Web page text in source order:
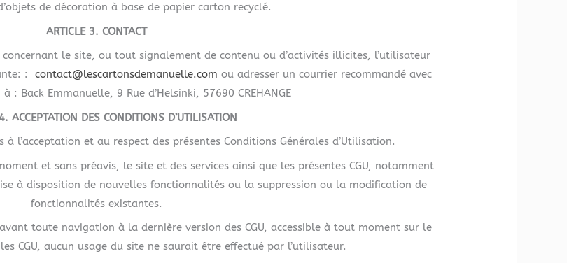
de décoration à base de papier carton recyclé.
ARTICLE 3. CONTACT
le site, ou tout signalement de contenu ou d’activités illicites, l’utilisateur
:
contact@lescartonsdemanuelle.com ou adresser un courrier recommandé avec
: Back Emmanuelle, 9 Rue d’Helsinki, 57690 CREHANGE
ACCEPTATION DES CONDITIONS D’UTILISATION
à l’acceptation et au respect des présentes Conditions Générales d’Utilisation.
et sans préavis, le site et des services ainsi que les présentes CGU, notamment
à disposition de nouvelles fonctionnalités ou la suppression ou la modification de
fonctionnalités existantes.
toute navigation à la dernière version des CGU, accessible à tout moment sur le
CGU, aucun usage du site ne saurait être effectué par l’utilisateur.